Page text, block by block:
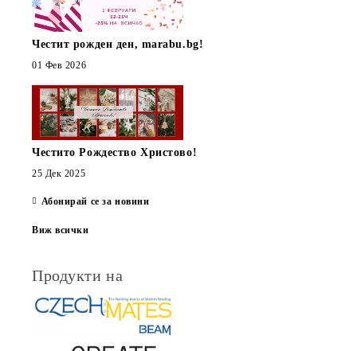
Честит рожден ден, marabu.bg!
01 Фев 2026
Честито Рождество Христово!
25 Дек 2025
Абонирай се за новини
Виж всички
Продукти на